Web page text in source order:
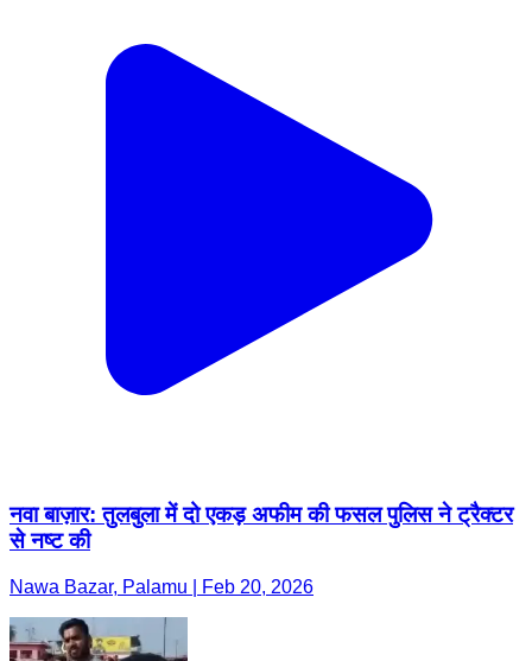
नवा बाज़ार: तुलबुला में दो एकड़ अफीम की फसल पुलिस ने ट्रैक्टर
से नष्ट की
Nawa Bazar, Palamu | Feb 20, 2026